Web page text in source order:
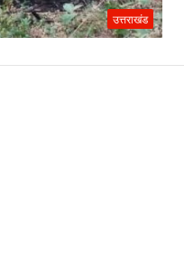
उत्तराखंड